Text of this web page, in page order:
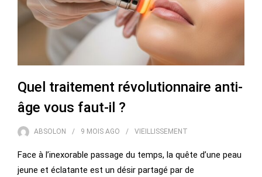
Quel traitement révolutionnaire anti-
âge vous faut-il ?
ABSOLON 9 MOIS AGO VIEILLISSEMENT
Face à l’inexorable passage du temps, la quête d’une peau
jeune et éclatante est un désir partagé par de